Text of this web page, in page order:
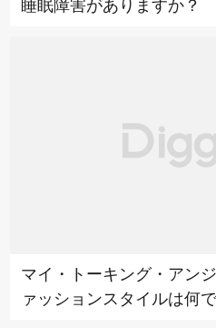
睡眠障害がありますか？
マイ・トーキング・アン
ァッションスタイルは何